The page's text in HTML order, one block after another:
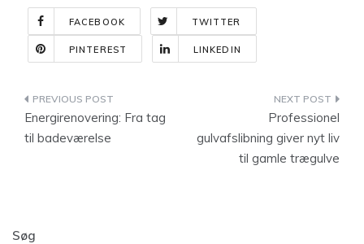
FACEBOOK TWITTER
PINTEREST LINKEDIN
Indlægsnavigation
Energirenovering: Fra tag
til badeværelse
Professionel
gulvafslibning giver nyt liv
til gamle trægulve
Søg